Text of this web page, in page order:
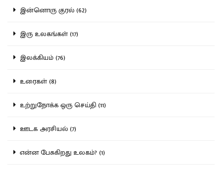
இன்னொரு குரல் (62)
இரு உலகங்கள் (17)
இலக்கியம் (76)
உரைகள் (8)
உற்றுநோக்க ஒரு செய்தி (11)
ஊடக அரசியல் (7)
என்ன பேசுகிறது உலகம்? (1)